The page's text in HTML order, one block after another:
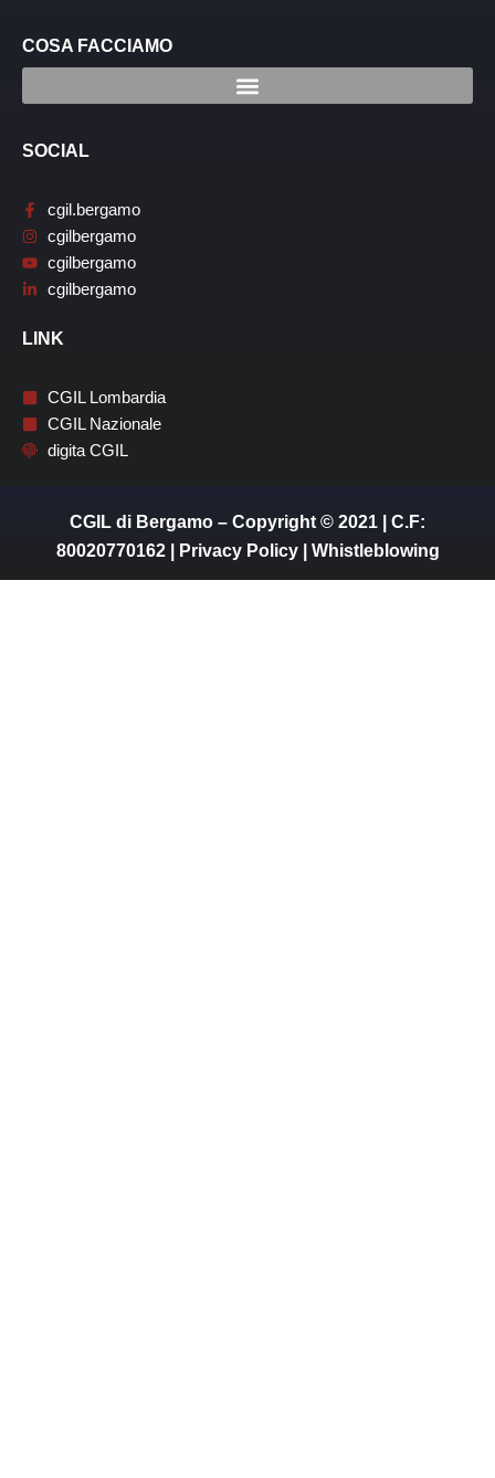
COSA FACCIAMO
SOCIAL
cgil.bergamo
cgilbergamo
cgilbergamo
cgilbergamo
LINK
CGIL Lombardia
CGIL Nazionale
digita CGIL
CGIL di Bergamo – Copyright © 2021 | C.F:
80020770162 |
Privacy Policy| Whistleblowing